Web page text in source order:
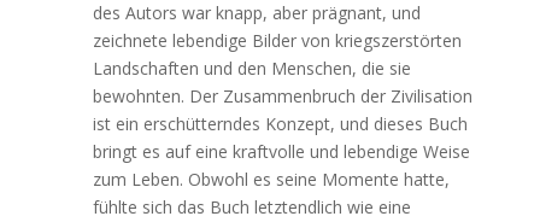
des Autors war knapp, aber prägnant, und
zeichnete lebendige Bilder von kriegszerstörten
Landschaften und den Menschen, die sie
bewohnten. Der Zusammenbruch der Zivilisation
ist ein erschütterndes Konzept, und dieses Buch
bringt es auf eine kraftvolle und lebendige Weise
zum Leben. Obwohl es seine Momente hatte,
fühlte sich das Buch letztendlich wie eine